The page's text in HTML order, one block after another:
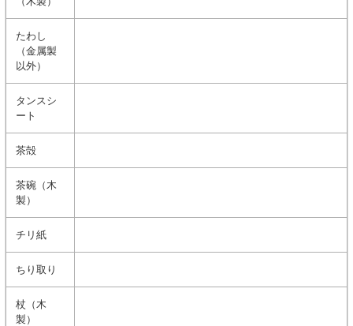
たわし
（金属製
以外）
タンスシ
ート
茶殻
茶碗（木
製）
チリ紙
ちり取り
杖（木
製）